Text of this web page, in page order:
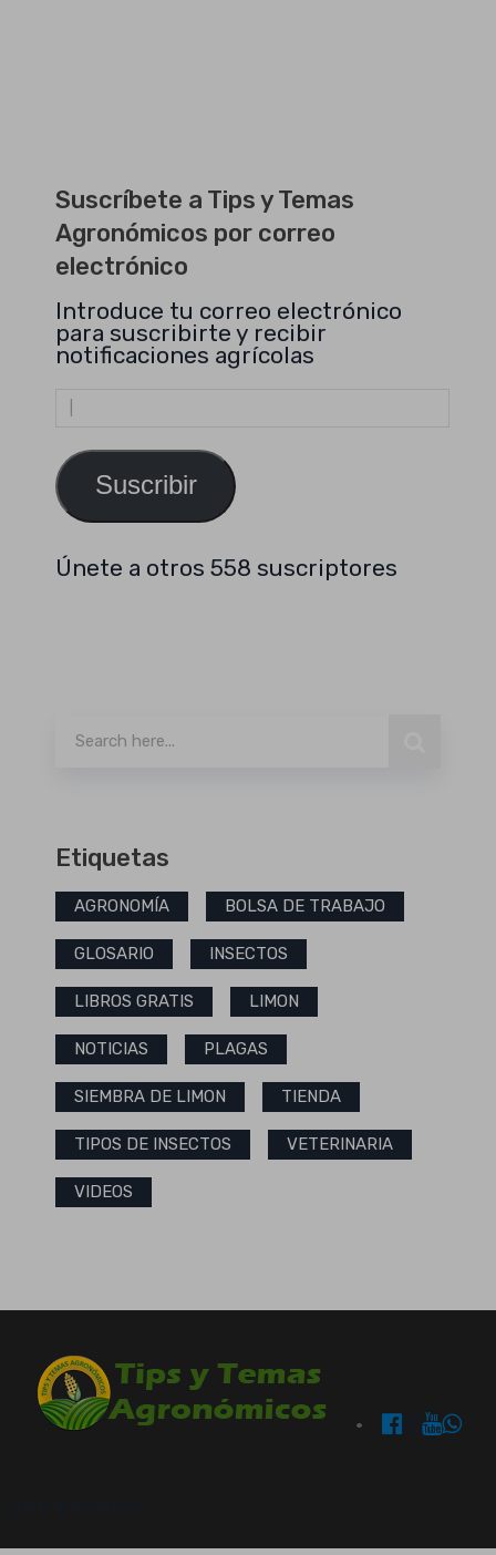
Suscríbete a Tips y Temas
Agronómicos por correo
electrónico
Introduce tu correo electrónico
para suscribirte y recibir
notificaciones agrícolas
Dirección
de
Suscribir
Únete a otros 558 suscriptores
Etiquetas
AGRONOMÍA BOLSA DE TRABAJO
GLOSARIO INSECTOS
LIBROS GRATIS LIMON
NOTICIAS PLAGAS
SIEMBRA DE LIMON TIENDA
TIPOS DE INSECTOS VETERINARIA
VIDEOS